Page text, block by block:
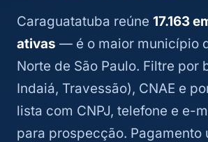
Caraguatatuba reúne 17.163
ativas — é o maior município
Norte de São Paulo. Filtre por
Indaiá, Travessão), CNAE e
lista com CNPJ, telefone e e-
para prospecção. Pagamento